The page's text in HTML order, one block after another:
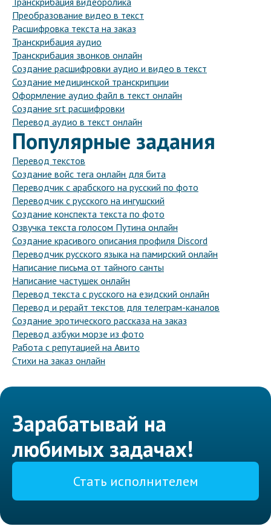
Преобразование видео в текст
Расшифровка текста на заказ
Транскрибация аудио
Транскрибация звонков онлайн
Создание расшифровки аудио и видео в текст
Создание медицинской транскрипции
Оформление аудио файл в текст онлайн
Создание srt расшифровки
Перевод аудио в текст онлайн
Популярные задания
Перевод текстов
Создание войс тега онлайн для бита
Переводчик с арабского на русский по фото
Переводчик с русского на ингушский
Создание конспекта текста по фото
Озвучка текста голосом Путина онлайн
Создание красивого описания профиля Discord
Переводчик русского языка на памирский онлайн
Написание письма от тайного санты
Написание частушек онлайн
Перевод текста с русского на езидский онлайн
Перевод и рерайт текстов для телеграм-каналов
Создание эротического рассказа на заказ
Перевод азбуки морзе из фото
Работа с репутацией на Авито
Стихи на заказ онлайн
Зарабатывай на
любимых задачах!
Стать исполнителем